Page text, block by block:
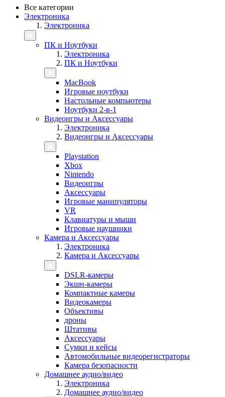
Все категории
Электроника
Электроника
ПК и Ноутбуки
Электроника
ПК и Ноутбуки
MacBook
Игровые ноутбуки
Настольные компьютеры
Ноутбуки 2-в-1
Видеоигры и Аксессуары
Электроника
Видеоигры и Аксессуары
Playstation
Xbox
Nintendo
Видеоигры
Аксессуары
Игровые манипуляторы
VR
Клавиатуры и мыши
Игровые наушники
Камера и Аксессуары
Электроника
Камера и Аксессуары
DSLR-камеры
Экшн-камеры
Компактные камеры
Видеокамеры
Объективы
дроны
Штативы
Аксессуары
Сумки и кейсы
Автомобильные видеорегистраторы
Камера безопасности
Домашнее аудио/видео
Электроника
Домашнее аудио/видео